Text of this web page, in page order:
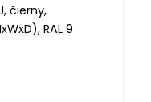
čierny,
RAL 9